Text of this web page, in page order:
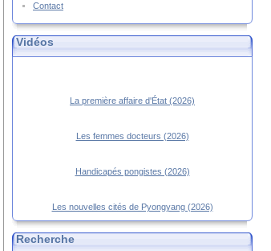
Contact
Vidéos
La première affaire d'État (2026)
Les femmes docteurs (2026)
Handicapés pongistes (2026)
Les nouvelles cités de Pyongyang (2026)
Recherche